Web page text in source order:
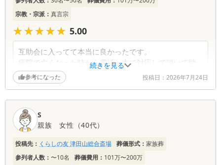
た、お料理につきましても貴重なご意見をありがと
うございます。いただいたお声は今後のサービス向
上の参考とさせていただきます。 お母様がご準備
されていた積立がお役に立ち、ご満足いただけるお
見送りとなりましたことを何より嬉しく存じます。
「利用して本当に良かった」とのお言葉は、私ども
にとりまして何よりの励みでございます。 これか
らもご家族様のお気持ちに寄り添い、安心してお任
せいただけるサービスの提供に努めてまいります。
た。
ねいでありがとうございました。
仏事でわからないことをお伺してもどなたにも丁ねい
”おぶつだんのハセガワ”さんへ伺ったらセレモニアを利
用していたら、割引になる品もあると聞きました。打
ち合わせの時に教えていただけたらと思いました。
火葬場からの帰りのタクシー待ちでかなりの時間お客
様を待たせることになりました。ここが改善されると
よいなです。
葬儀社からの返信コメント
いただき、誠にありがとうございました。 会場の
雰囲気や生花、そして納棺やメイク、スタッフの対
続きを見る
宗教・宗派： 真言宗
★★★★★
★★★★★ 5.00
互助会に入ってて本当に良かったです。
病院で亡くなった時から電話一本で対応して頂いて助
かりました。
当日はあわてるだろうと心してましたから、安心出来
それぞれのスタッフの皆様、ご丁寧に対応して頂きま
した。
ありがとうございました。
参考になった 投稿日： 2026年7月24日
S
親族
女性 （40代）
投稿先： くらしの友 津田山総合斎場 葬儀形式： 家族葬
参列者人数： 〜10名 葬儀費用： 101万〜200万